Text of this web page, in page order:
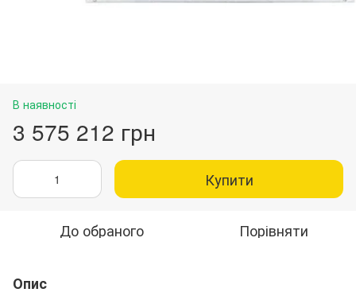
В наявності
3 575 212 грн
Купити
До обраного Порівняти
Опис